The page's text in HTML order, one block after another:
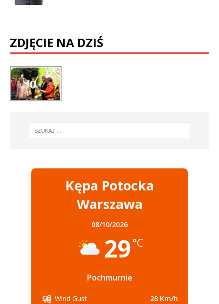
ZDJĘCIE NA DZIŚ
Kępa Potocka
Warszawa
08/10/2026
29°C
Pochmurnie
Wind Gust
28 Km/h